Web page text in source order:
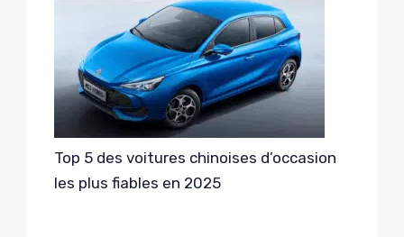
Top 5 des voitures chinoises d’occasion
les plus fiables en 2025